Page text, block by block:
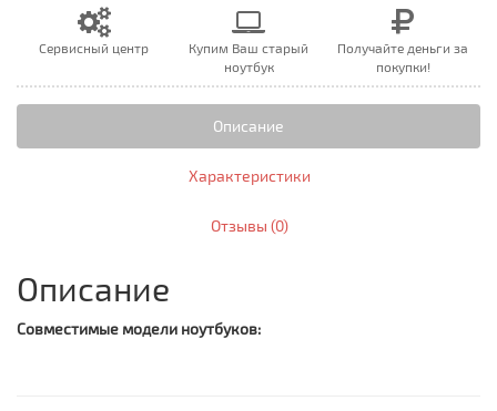
Сервисный центр
Купим Ваш старый
ноутбук
Получайте деньги за
покупки!
Описание
Характеристики
Отзывы (0)
Описание
Совместимые модели ноутбуков: